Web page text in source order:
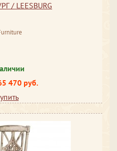
/ LEESBURG
470 руб.